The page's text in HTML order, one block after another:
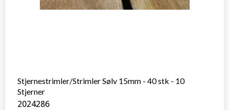
Stjernestrimler/Strimler Sølv 15mm - 40 stk - 10
Stjerner
2024286